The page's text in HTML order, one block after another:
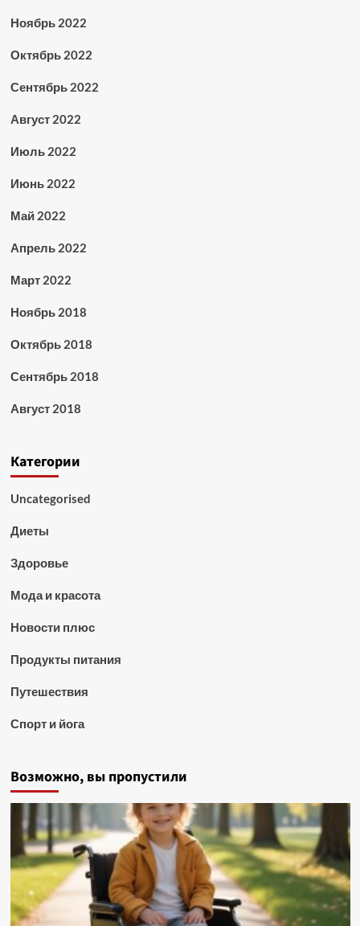
Ноябрь 2022
Октябрь 2022
Сентябрь 2022
Август 2022
Июль 2022
Июнь 2022
Май 2022
Апрель 2022
Март 2022
Ноябрь 2018
Октябрь 2018
Сентябрь 2018
Август 2018
Категории
Uncategorised
Диеты
Здоровье
Мода и красота
Новости плюс
Продукты питания
Путешествия
Спорт и йога
Возможно, вы пропустили